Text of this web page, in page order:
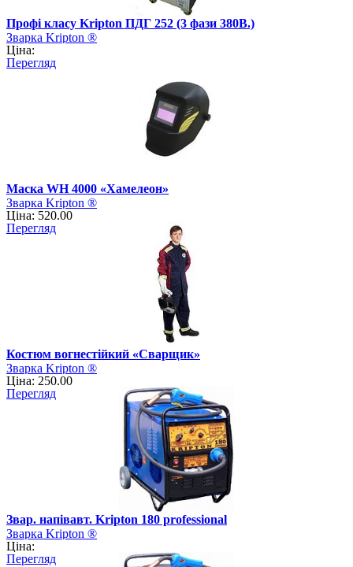
Профі класу Kripton ПДГ 252 (3 фази 380В.)
Зварка Kripton ®
Ціна:
Перегляд
Маска WH 4000 «Хамелеон»
Зварка Kripton ®
Ціна: 520.00
Перегляд
Костюм вогнестійкий «Сварщик»
Зварка Kripton ®
Ціна: 250.00
Перегляд
Звар. напівавт. Kripton 180 professional
Зварка Kripton ®
Ціна:
Перегляд